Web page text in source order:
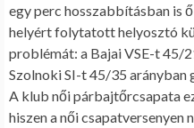
egy perc hosszabbításban is
helyért folytatott helyosztó
problémát: a Bajai VSE-t 45/
Szolnoki SI-t 45/35 arányban
A klub női párbajtőrcsapata
hiszen a női